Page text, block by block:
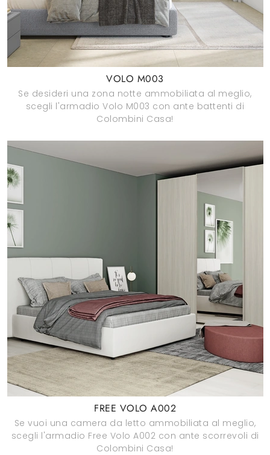
VOLO M003
Se desideri una zona notte ammobiliata al meglio,
scegli l'armadio Volo M003 con ante battenti di
Colombini Casa!
FREE VOLO A002
Se vuoi una camera da letto ammobiliata al meglio,
scegli l'armadio Free Volo A002 con ante scorrevoli di
Colombini Casa!